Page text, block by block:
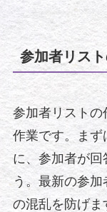
参加者リス
参加者リスト
作業です。まず
に、参加者が回
う。最新の参
の混乱を防げま